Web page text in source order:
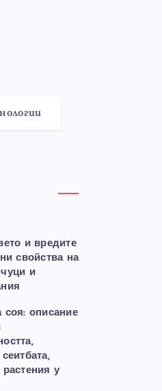
и вредите
свойства на
и
соя: описание
у